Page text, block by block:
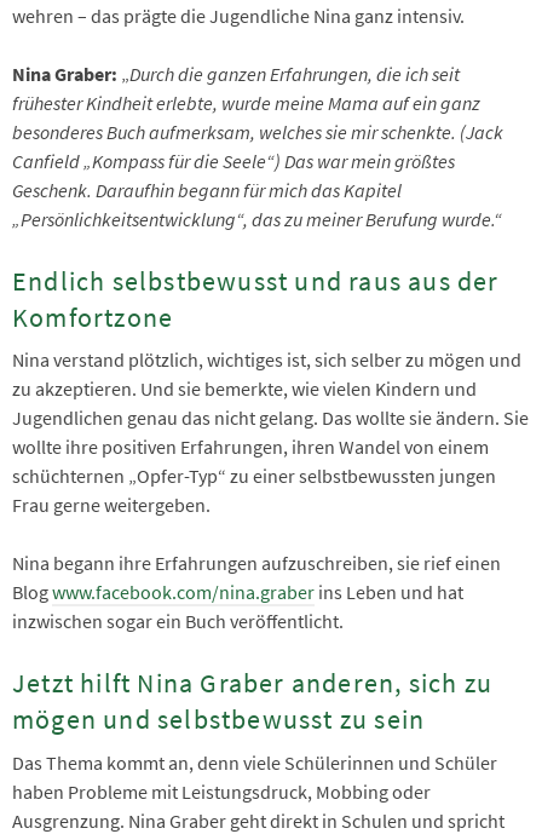
wehren – das prägte die Jugendliche Nina ganz intensiv.
Nina Graber: „Durch die ganzen Erfahrungen, die ich seit
frühester Kindheit erlebte, wurde meine Mama auf ein ganz
besonderes Buch aufmerksam, welches sie mir schenkte. (Jack
Canfield „Kompass für die Seele“) Das war mein größtes
Geschenk. Daraufhin begann für mich das Kapitel
„Persönlichkeitsentwicklung“, das zu meiner Berufung wurde.“
Endlich selbstbewusst und raus aus der
Komfortzone
Nina verstand plötzlich, wichtiges ist, sich selber zu mögen und
zu akzeptieren. Und sie bemerkte, wie vielen Kindern und
Jugendlichen genau das nicht gelang. Das wollte sie ändern. Sie
wollte ihre positiven Erfahrungen, ihren Wandel von einem
schüchternen „Opfer-Typ“ zu einer selbstbewussten jungen
Frau gerne weitergeben.
Nina begann ihre Erfahrungen aufzuschreiben, sie rief einen
Blogwww.facebook.com/nina.graber ins Leben und hat
inzwischen sogar ein Buch veröffentlicht.
Jetzt hilft Nina Graber anderen, sich zu
mögen und selbstbewusst zu sein
Das Thema kommt an, denn viele Schülerinnen und Schüler
haben Probleme mit Leistungsdruck, Mobbing oder
Ausgrenzung. Nina Graber geht direkt in Schulen und spricht